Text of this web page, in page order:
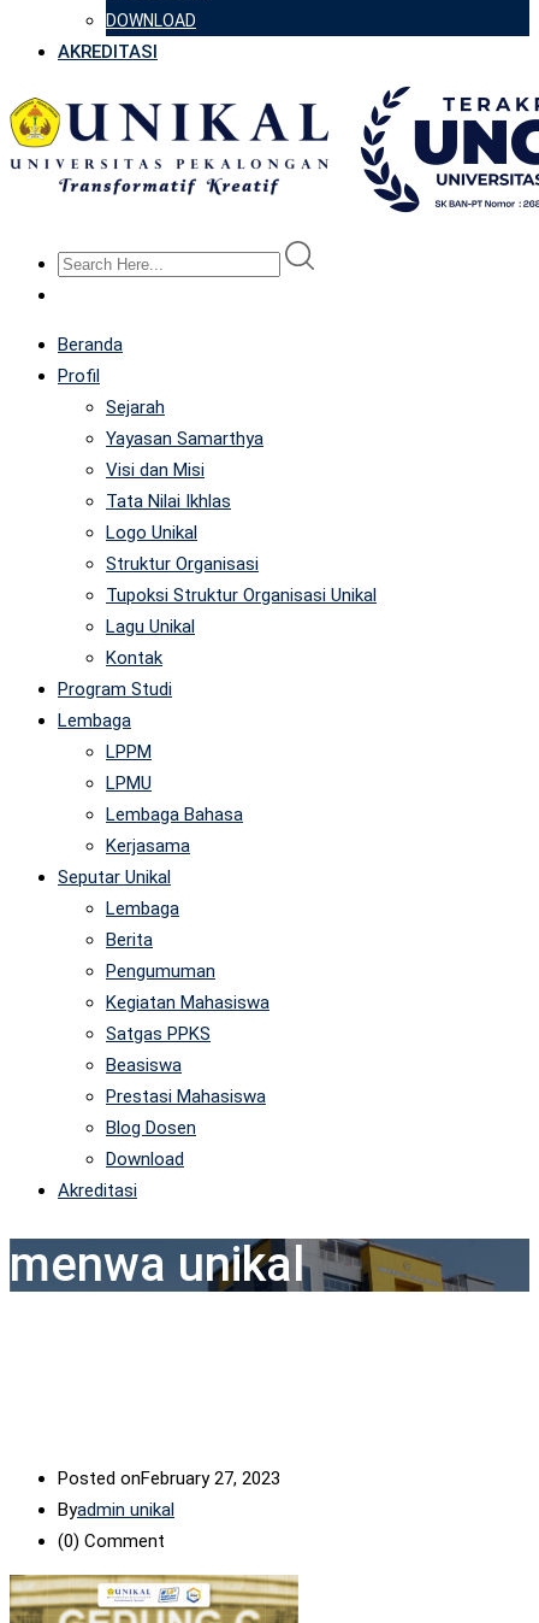
DOWNLOAD
AKREDITASI
Beranda
Profil
Sejarah
Yayasan Samarthya
Visi dan Misi
Tata Nilai Ikhlas
Logo Unikal
Struktur Organisasi
Tupoksi Struktur Organisasi Unikal
Lagu Unikal
Kontak
Program Studi
Lembaga
LPPM
LPMU
Lembaga Bahasa
Kerjasama
Seputar Unikal
Lembaga
Berita
Pengumuman
Kegiatan Mahasiswa
Satgas PPKS
Beasiswa
Prestasi Mahasiswa
Blog Dosen
Download
Akreditasi
menwa unikal
Posted onFebruary 27, 2023
Byadmin unikal
(0) Comment